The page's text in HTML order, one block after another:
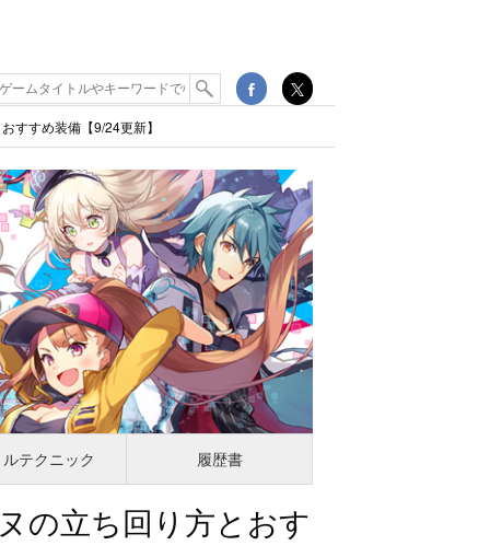
すすめ装備【9/24更新】
テクニック 履歴書
の立ち回り方とおす